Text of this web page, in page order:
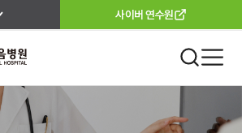
사이버 연수원
외래진료